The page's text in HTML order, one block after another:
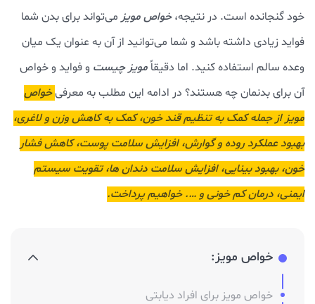
خود گنجانده است. در نتیجه،خواص مویز می‌تواند برای بدن شما
فواید زیادی داشته باشد و شما می‌توانید از آن به عنوان یک میان
وعده سالم استفاده کنید. اما دقیقاًمویز چیست و فواید و خواص
آن برای بدنمان چه هستند؟ در ادامه این مطلب به معرفیخواص
مویز از جمله کمک به تنظیم قند خون، کمک به کاهش وزن و لاغری،
بهبود عملکرد روده و گوارش، افزایش سلامت پوست، کاهش فشار
خون، بهبود بینایی، افزایش سلامت دندان ها، تقویت سیستم
ایمنی، درمان کم خونی و …. خواهیم پرداخت.
خواص مویز:
خواص مویز برای افراد دیابتی